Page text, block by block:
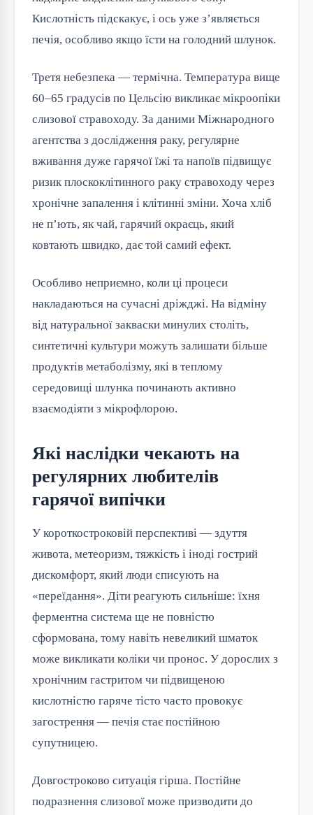
Кислотність підскакує, і ось уже з’являється
печія, особливо якщо їсти на голодний шлунок.
Третя небезпека — термічна. Температура вище
60–65 градусів по Цельсію викликає мікроопіки
слизової стравоходу. За даними Міжнародного
агентства з дослідження раку, регулярне
вживання дуже гарячої їжі та напоїв підвищує
ризик плоскоклітинного раку стравоходу через
хронічне запалення і клітинні зміни. Хоча хліб
не п’ють, як чай, гарячий окраєць, який
ковтають швидко, дає той самий ефект.
Особливо неприємно, коли ці процеси
накладаються на сучасні дріжджі. На відміну
від натуральної закваски минулих століть,
синтетичні культури можуть залишати більше
продуктів метаболізму, які в теплому
середовищі шлунка починають активно
взаємодіяти з мікрофлорою.
Які наслідки чекають на
регулярних любителів
гарячої випічки
У короткостроковій перспективі — здуття
живота, метеоризм, тяжкість і іноді гострий
дискомфорт, який люди списують на
«переїдання». Діти реагують сильніше: їхня
ферментна система ще не повністю
сформована, тому навіть невеликий шматок
може викликати коліки чи пронос. У дорослих з
хронічним гастритом чи підвищеною
кислотністю гаряче тісто часто провокує
загострення — печія стає постійною
супутницею.
Довгостроково ситуація гірша. Постійне
подразнення слизової може призводити до